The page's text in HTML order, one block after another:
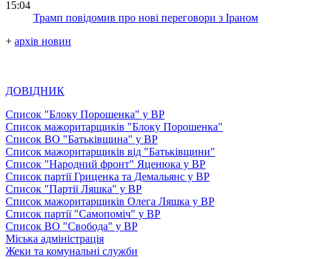
15:04
Трамп повідомив про нові переговори з Іраном
+ архів новин
ДОВІДНИК
Список "Блоку Порошенка" у ВР
Список мажоритарщиків "Блоку Порошенка"
Список ВО "Батьківщина" у ВР
Список мажоритарщиків від "Батьківщини"
Список "Народний фронт" Яценюка у ВР
Список партії Гриценка та Демальянс у ВР
Список "Партії Ляшка" у ВР
Список мажоритарщиків Олега Ляшка у ВР
Список партії "Самопоміч" у ВР
Список ВО "Свобода" у ВР
Міська адміністрація
Жеки та комунальні служби